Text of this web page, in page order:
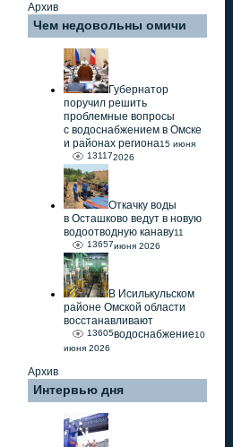
Архив
Чем недовольны омичи
Губернатор
поручил решить
проблемные вопросы
с водоснабжением в Омске
и районах региона
13117
15 июня
2026
Откачку воды
в Осташково ведут в новую
водоотводную канаву
13657
11
июня 2026
В Исилькульском
районе Омской области
восстанавливают
водоснабжение
13605
10
июня 2026
Архив
Интервью дня